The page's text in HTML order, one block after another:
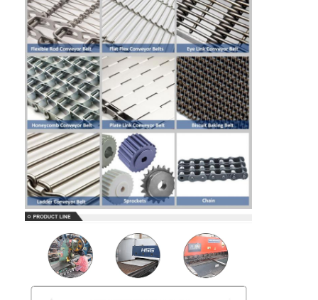
কারখানা ভ্রমণ
মান নিয়ন্ত্রণ
আমাদের সাথে যোগাযোগ করুন
খবর
সব ক্ষেত্রেই
স্টেইনলেস স্টীল জাল বেল্ট
উচ্চ তাপমাত্রা তারের জাল
খাদ্য জাল বেল্ট